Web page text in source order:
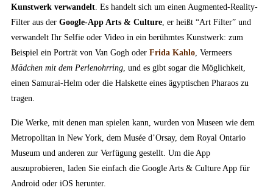
Kunstwerk verwandelt. Es handelt sich um einen Augmented-Reality-
Filter aus der Google-App Arts & Culture, er heißt “Art Filter” und
verwandelt Ihr Selfie oder Video in ein berühmtes Kunstwerk: zum
Beispiel ein Porträt von Van Gogh oder Frida Kahlo, Vermeers
Mädchen mit dem Perlenohrring, und es gibt sogar die Möglichkeit,
einen Samurai-Helm oder die Halskette eines ägyptischen Pharaos zu
tragen.
Die Werke, mit denen man spielen kann, wurden von Museen wie dem
Metropolitan in New York, dem Musée d’Orsay, dem Royal Ontario
Museum und anderen zur Verfügung gestellt. Um die App
auszuprobieren, laden Sie einfach die Google Arts & Culture App für
Android oder iOS herunter.